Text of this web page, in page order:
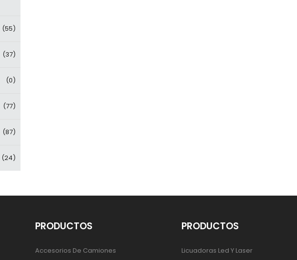
(55)
(37)
(0)
(77)
(87)
(24)
PRODUCTOS
Accesorios De Camiones
PRODUCTOS
Licuadoras Led Y Laser